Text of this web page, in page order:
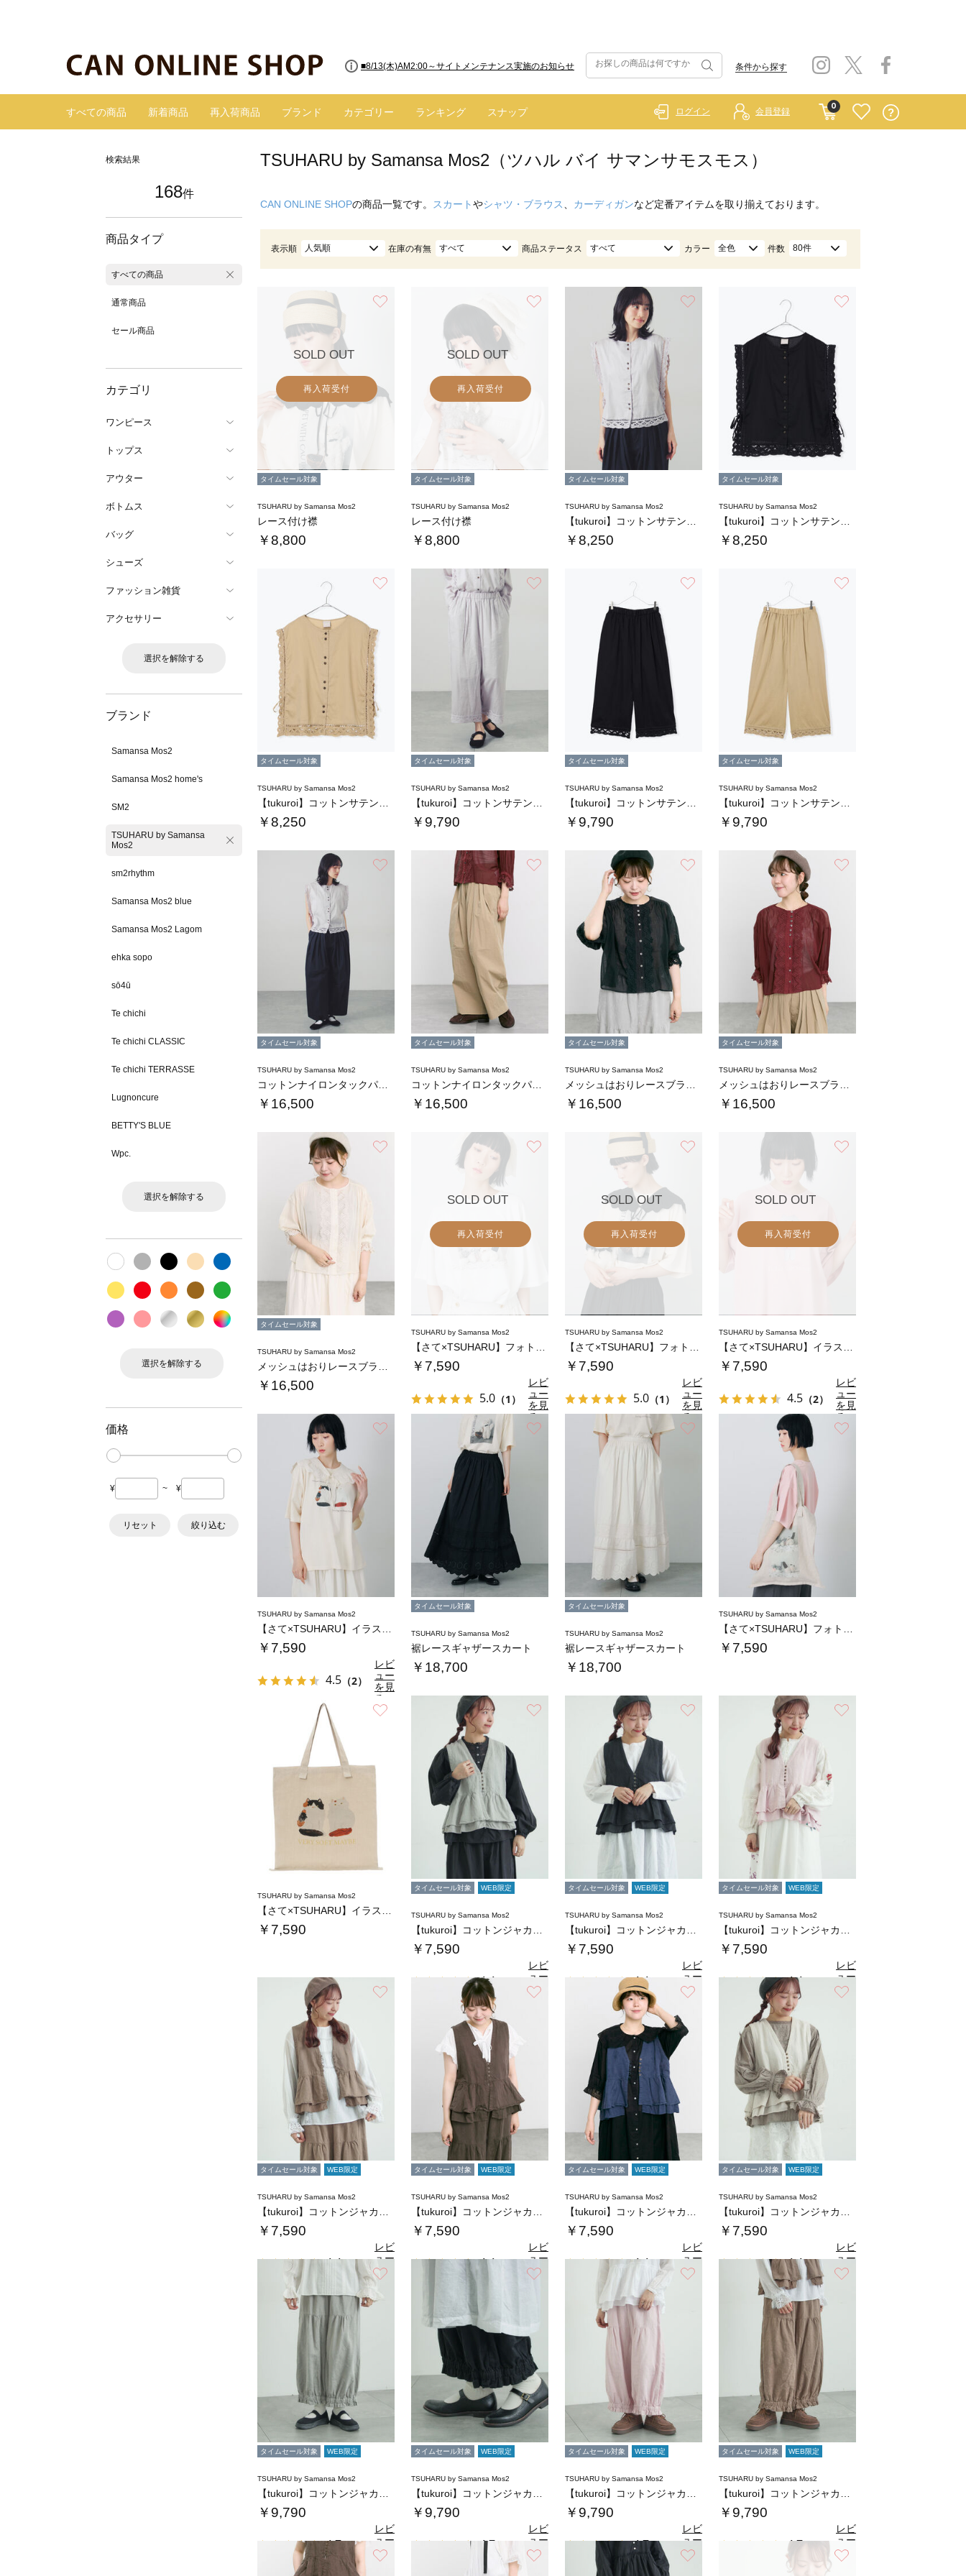
■8/13(木)AM2:00～サイトメンテナンス実施のお知らせ
■【お知らせ】ヤマト運輸の配送遅延・停止について 条件から探す
すべての商品 新着商品 再入荷商品 ブランド カテゴリー ランキング スナップ
0
ログイン 会員登録
検索結果
168件
商品タイプ
すべての商品
通常商品
セール商品
カテゴリ
ワンピース
トップス
アウター
ボトムス
バッグ
シューズ
ファッション雑貨
アクセサリー
選択を解除する
ブランド
Samansa Mos2
Samansa Mos2 home's
SM2
TSUHARU by Samansa
Mos2
sm2rhythm
Samansa Mos2 blue
Samansa Mos2 Lagom
ehka sopo
sō4ū
Te chichi
Te chichi CLASSIC
Te chichi TERRASSE
Lugnoncure
BETTY'S BLUE
Wpc.
選択を解除する
選択を解除する
価格
¥ ~ ¥
リセット 絞り込む
TSUHARU by Samansa Mos2（ツハル バイ サマンサモスモス）
CAN ONLINE SHOPの商品一覧です。 スカートやシャツ・ブラウス カーディガンなど定番アイテムを取り揃えております。
表示順 人気順 在庫の有無 すべて 商品ステータス すべて カラー 全色 件数 80件
SOLD OUT
再入荷受付
タイムセール対象
TSUHARU by Samansa Mos2
レース付け襟
￥8,800
SOLD OUT
再入荷受付
タイムセール対象
TSUHARU by Samansa Mos2
レース付け襟
￥8,800
タイムセール対象
TSUHARU by Samansa Mos2
￥8,250
タイムセール対象
TSUHARU by Samansa Mos2
￥8,250
タイムセール対象
TSUHARU by Samansa Mos2
￥8,250
タイムセール対象
TSUHARU by Samansa Mos2
￥9,790
タイムセール対象
TSUHARU by Samansa Mos2
￥9,790
タイムセール対象
TSUHARU by Samansa Mos2
￥9,790
タイムセール対象
TSUHARU by Samansa Mos2
￥16,500
タイムセール対象
TSUHARU by Samansa Mos2
￥16,500
タイムセール対象
TSUHARU by Samansa Mos2
￥16,500
タイムセール対象
TSUHARU by Samansa Mos2
￥16,500
タイムセール対象
TSUHARU by Samansa Mos2
￥16,500
SOLD OUT
再入荷受付
TSUHARU by Samansa Mos2
￥7,590
5.0 （1）
レビ
ュー
を見
る
SOLD OUT
再入荷受付
TSUHARU by Samansa Mos2
￥7,590
5.0 （1）
レビ
ュー
を見
る
SOLD OUT
再入荷受付
TSUHARU by Samansa Mos2
￥7,590
4.5 （2）
レビ
ュー
を見
る
TSUHARU by Samansa Mos2
￥7,590
4.5 （2）
レビ
ュー
を見
る
タイムセール対象
TSUHARU by Samansa Mos2
裾レースギャザースカート
￥18,700
タイムセール対象
TSUHARU by Samansa Mos2
裾レースギャザースカート
￥18,700
TSUHARU by Samansa Mos2
￥7,590
TSUHARU by Samansa Mos2
￥7,590
タイムセール対象 WEB限定
TSUHARU by Samansa Mos2
￥7,590
4.4
レビ
ュー
を見
る
タイムセール対象 WEB限定
TSUHARU by Samansa Mos2
￥7,590
4.4
レビ
ュー
を見
る
タイムセール対象 WEB限定
TSUHARU by Samansa Mos2
￥7,590
4.4（9）
レビ
ュー
を見
る
タイムセール対象 WEB限定
TSUHARU by Samansa Mos2
￥7,590
4.4（9）
レビ
ュー
を見
る
タイムセール対象 WEB限定
TSUHARU by Samansa Mos2
￥7,590
4.4（9）
レビ
ュー
を見
る
タイムセール対象 WEB限定
TSUHARU by Samansa Mos2
￥7,590
4.4（9）
レビ
ュー
を見
る
タイムセール対象 WEB限定
TSUHARU by Samansa Mos2
￥7,590
4.4（9）
レビ
ュー
を見
る
タイムセール対象 WEB限定
TSUHARU by Samansa Mos2
￥9,790
4.7（6）
レビ
ュー
を見
る
タイムセール対象 WEB限定
TSUHARU by Samansa Mos2
￥9,790
4.7（6）
レビ
ュー
を見
る
タイムセール対象 WEB限定
TSUHARU by Samansa Mos2
￥9,790
4.7（6）
レビ
ュー
を見
る
タイムセール対象 WEB限定
TSUHARU by Samansa Mos2
￥9,790
4.7（6）
レビ
ュー
を見
る